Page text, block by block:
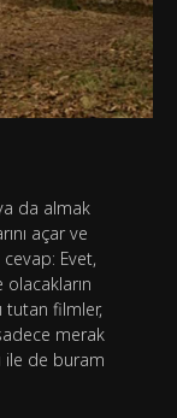
da almak
açar ve
Evet,
tutan filmler,
merak
ile de buram